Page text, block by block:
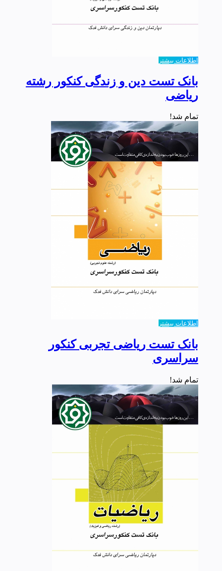
اطلاعات بیشتر
بانک تست دین و زندگی کنکور رشته
ریاضی
تمام شد!
اطلاعات بیشتر
بانک تست ریاضی تجربی کنکور
سراسری
تمام شد!